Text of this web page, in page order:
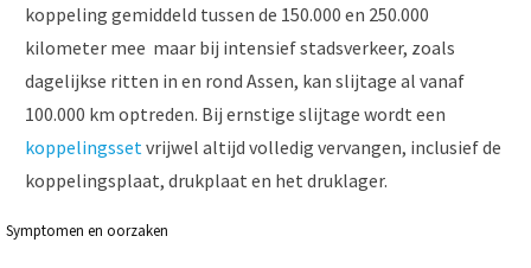
koppeling gemiddeld tussen de 150.000 en 250.000
kilometer mee maar bij intensief stadsverkeer, zoals
dagelijkse ritten in en rond Assen, kan slijtage al vanaf
100.000 km optreden. Bij ernstige slijtage wordt een
koppelingsset vrijwel altijd volledig vervangen, inclusief de
koppelingsplaat, drukplaat en het druklager.
Symptomen en oorzaken